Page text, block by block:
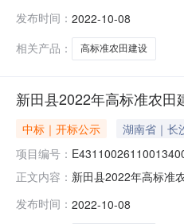
华凌工程建设有限公
发布时间： 2022-10-08
相关产品：
高标准农田建设
新田县2022年高标准农
中标｜开标公示
湖南省｜长
项目编号：
正文内容： 新田县2022年高标准
限公司;项目负责人:张
发布时间： 2022-10-08